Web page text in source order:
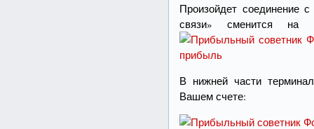
Произойдет соединение
связи» сменится на
В нижней части
Вашем счете: